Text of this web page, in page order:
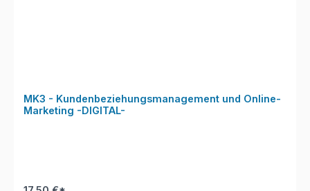
MK3 - Kundenbeziehungsmanagement und Online-
Marketing -DIGITAL-